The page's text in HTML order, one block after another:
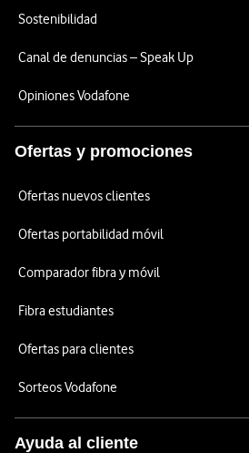
Sostenibilidad
Canal de denuncias – Speak Up
Opiniones Vodafone
Ofertas y promociones
Ofertas nuevos clientes
Ofertas portabilidad móvil
Comparador fibra y móvil
Fibra estudiantes
Ofertas para clientes
Sorteos Vodafone
Ayuda al cliente